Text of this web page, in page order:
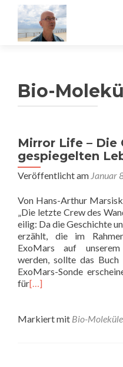
Bio-
Mirror Life – Die
gespiegelten
Veröffentlicht am Januar
Von Hans-Arthur
„Die letzte Crew des
eilig: Da die Geschichte
erzählt, die im
ExoMars auf
werden, sollte das
ExoMars-Sonde
für[…]
Markiert mit Bio-Moleküle